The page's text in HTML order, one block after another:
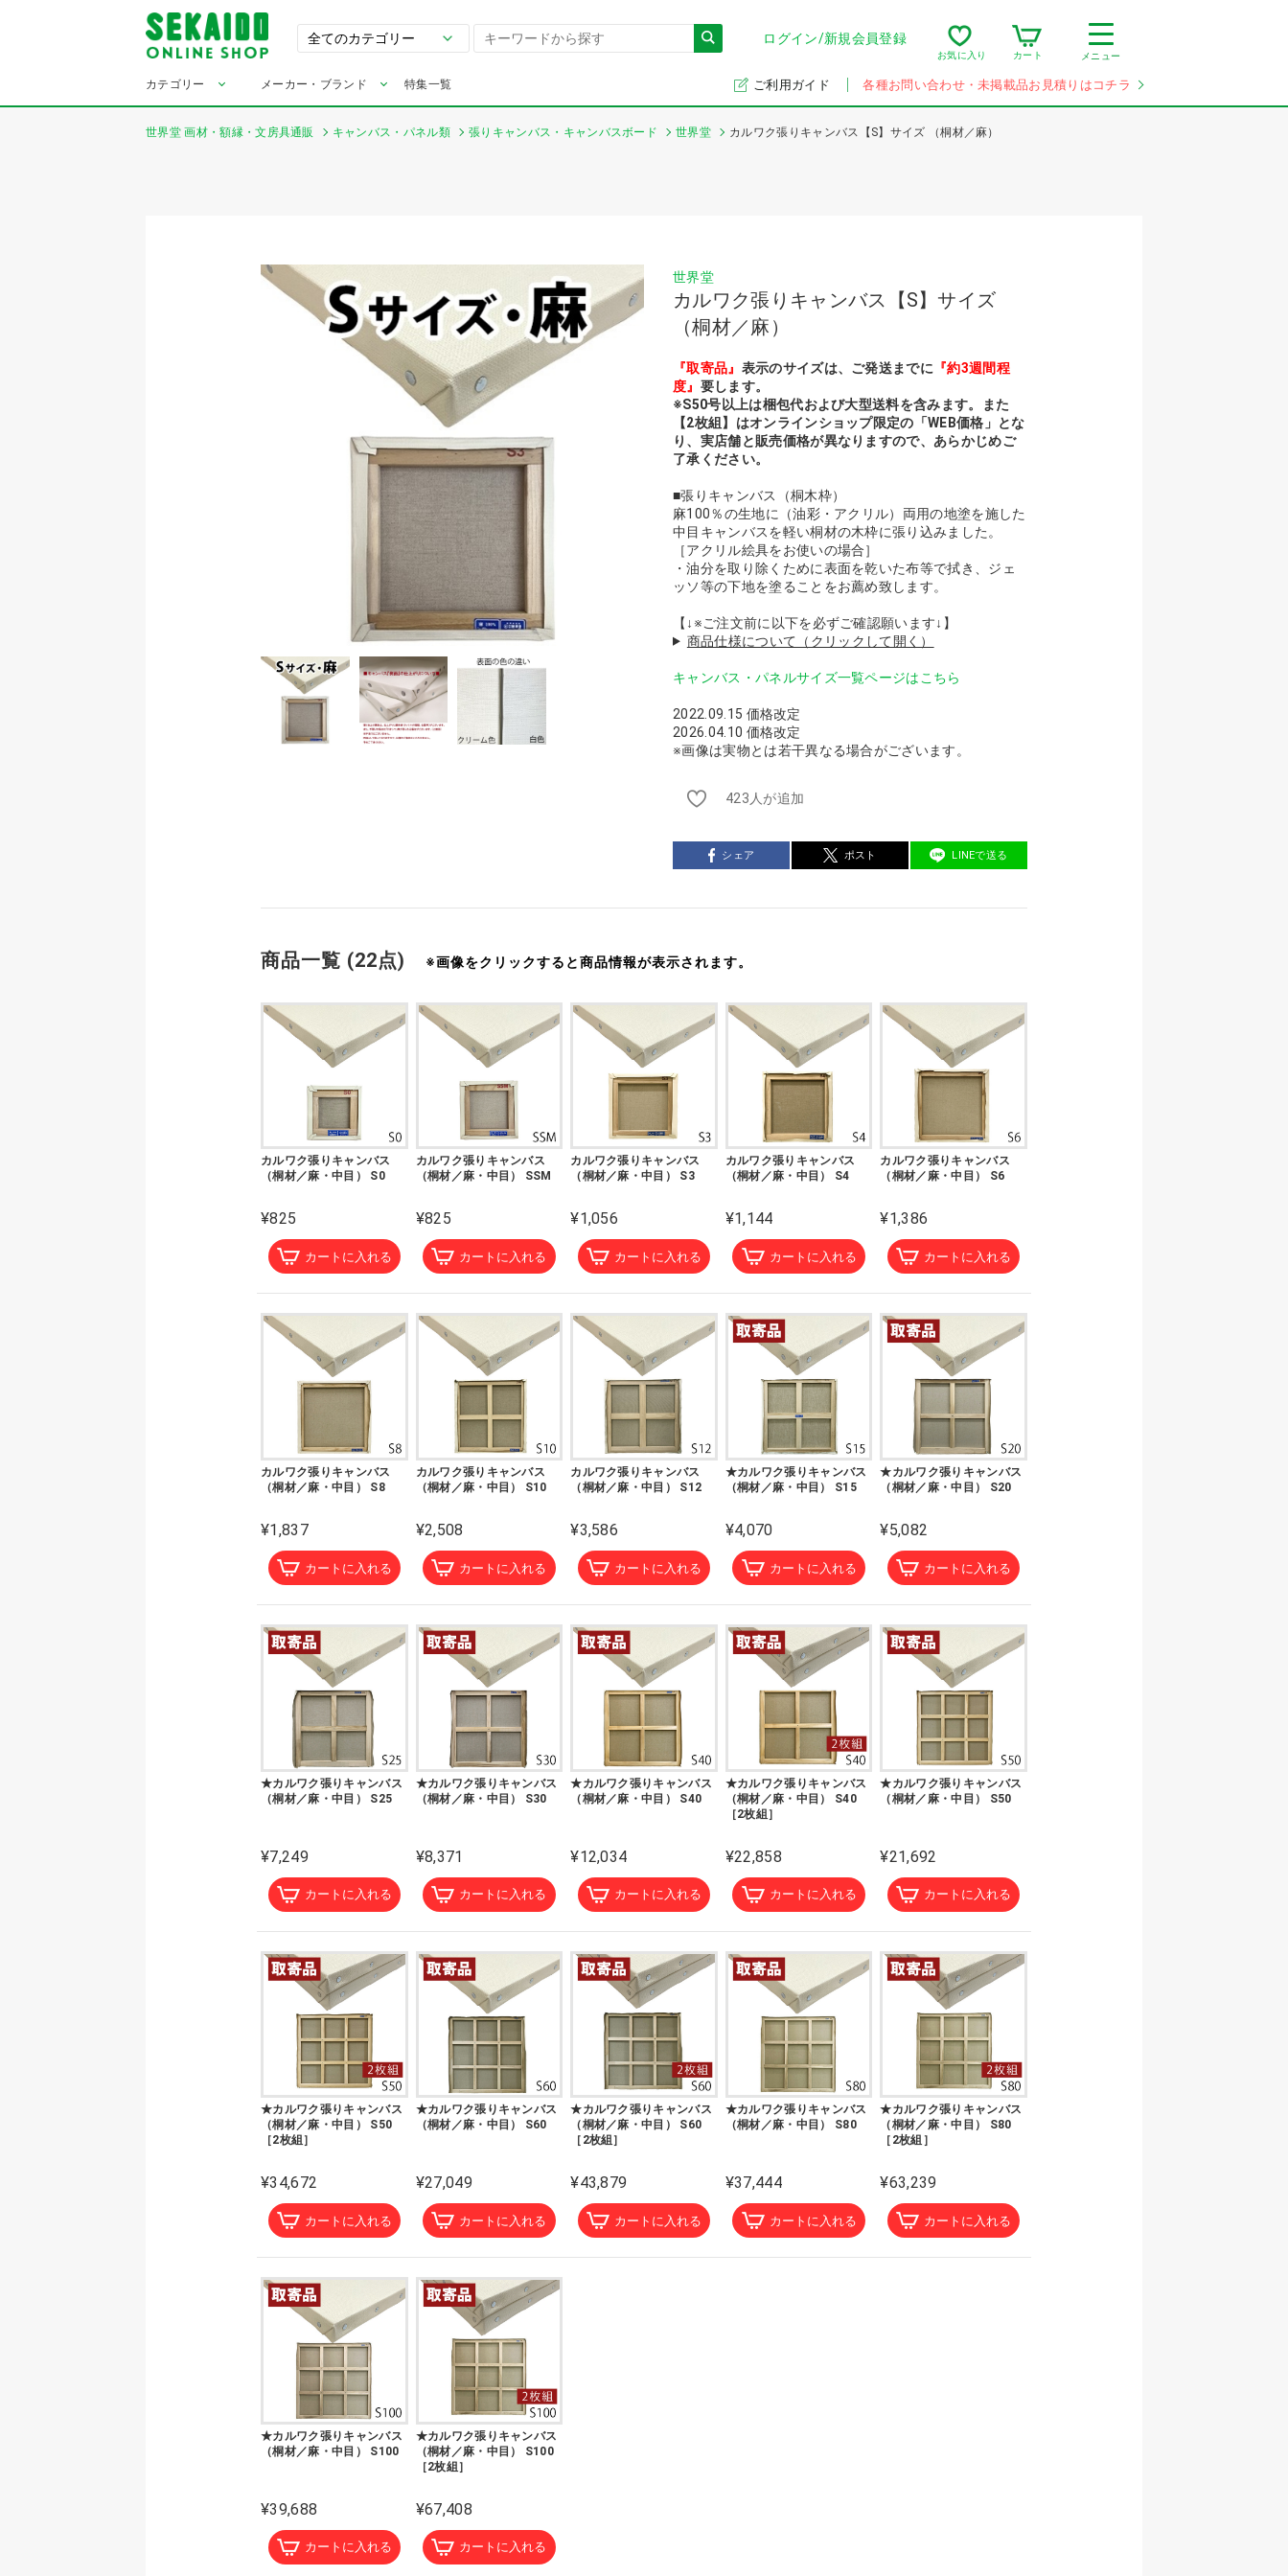
ログイン/新規会員登録
お気に入り カート メニュー
カテゴリー メーカー・ブランド 特集一覧 ご利用ガイド 各種お問い合わせ・未掲載品お見積りはコチラ
世界堂 画材・額縁・文房具通販 キャンバス・パネル類 張りキャンバス・キャンバスボード 世界堂 カルワク張りキャンバス【S】サイズ （桐材／麻）
世界堂
カルワク張りキャンバス【S】サイズ
（桐材／麻）
『取寄品』 表示のサイズは、ご発送までに 『約3週間程
度』 要します。
※S50号以上は梱包代および大型送料を含みます。また
【2枚組】はオンラインショップ限定の「WEB価格」とな
り、実店舗と販売価格が異なりますので、あらかじめご
了承ください。
■張りキャンバス（桐木枠）
麻100％の生地に（油彩・アクリル）両用の地塗を施した
中目キャンバスを軽い桐材の木枠に張り込みました。
［アクリル絵具をお使いの場合］
・油分を取り除くために表面を乾いた布等で拭き、ジェ
ッソ等の下地を塗ることをお薦め致します。
【↓※ご注文前に以下を必ずご確認願います↓】
商品仕様について（クリックして開く）
キャンバス・パネルサイズ一覧ページはこちら
2022.09.15 価格改定
2026.04.10 価格改定
※画像は実物とは若干異なる場合がございます。
423人が追加
シェア ポスト LINEで送る
商品一覧 (22点) ※画像をクリックすると商品情報が表示されます。
カルワク張りキャンバス
（桐材／麻・中目） S0
¥825
カートに入れる
カルワク張りキャンバス
（桐材／麻・中目） SSM
¥825
カートに入れる
カルワク張りキャンバス
（桐材／麻・中目） S3
¥1,056
カートに入れる
カルワク張りキャンバス
（桐材／麻・中目） S4
¥1,144
カートに入れる
カルワク張りキャンバス
（桐材／麻・中目） S6
¥1,386
カートに入れる
カルワク張りキャンバス
（桐材／麻・中目） S8
¥1,837
カートに入れる
カルワク張りキャンバス
（桐材／麻・中目） S10
¥2,508
カートに入れる
カルワク張りキャンバス
（桐材／麻・中目） S12
¥3,586
カートに入れる
★カルワク張りキャンバス
（桐材／麻・中目） S15
¥4,070
カートに入れる
★カルワク張りキャンバス
（桐材／麻・中目） S20
¥5,082
カートに入れる
★カルワク張りキャンバス
（桐材／麻・中目） S25
¥7,249
カートに入れる
★カルワク張りキャンバス
（桐材／麻・中目） S30
¥8,371
カートに入れる
★カルワク張りキャンバス
（桐材／麻・中目） S40
¥12,034
カートに入れる
★カルワク張りキャンバス
（桐材／麻・中目） S40
［2枚組］
¥22,858
カートに入れる
★カルワク張りキャンバス
（桐材／麻・中目） S50
¥21,692
カートに入れる
★カルワク張りキャンバス
（桐材／麻・中目） S50
［2枚組］
¥34,672
カートに入れる
★カルワク張りキャンバス
（桐材／麻・中目） S60
¥27,049
カートに入れる
★カルワク張りキャンバス
（桐材／麻・中目） S60
［2枚組］
¥43,879
カートに入れる
★カルワク張りキャンバス
（桐材／麻・中目） S80
¥37,444
カートに入れる
★カルワク張りキャンバス
（桐材／麻・中目） S80
［2枚組］
¥63,239
カートに入れる
★カルワク張りキャンバス
（桐材／麻・中目） S100
¥39,688
カートに入れる
★カルワク張りキャンバス
（桐材／麻・中目） S100
［2枚組］
¥67,408
カートに入れる